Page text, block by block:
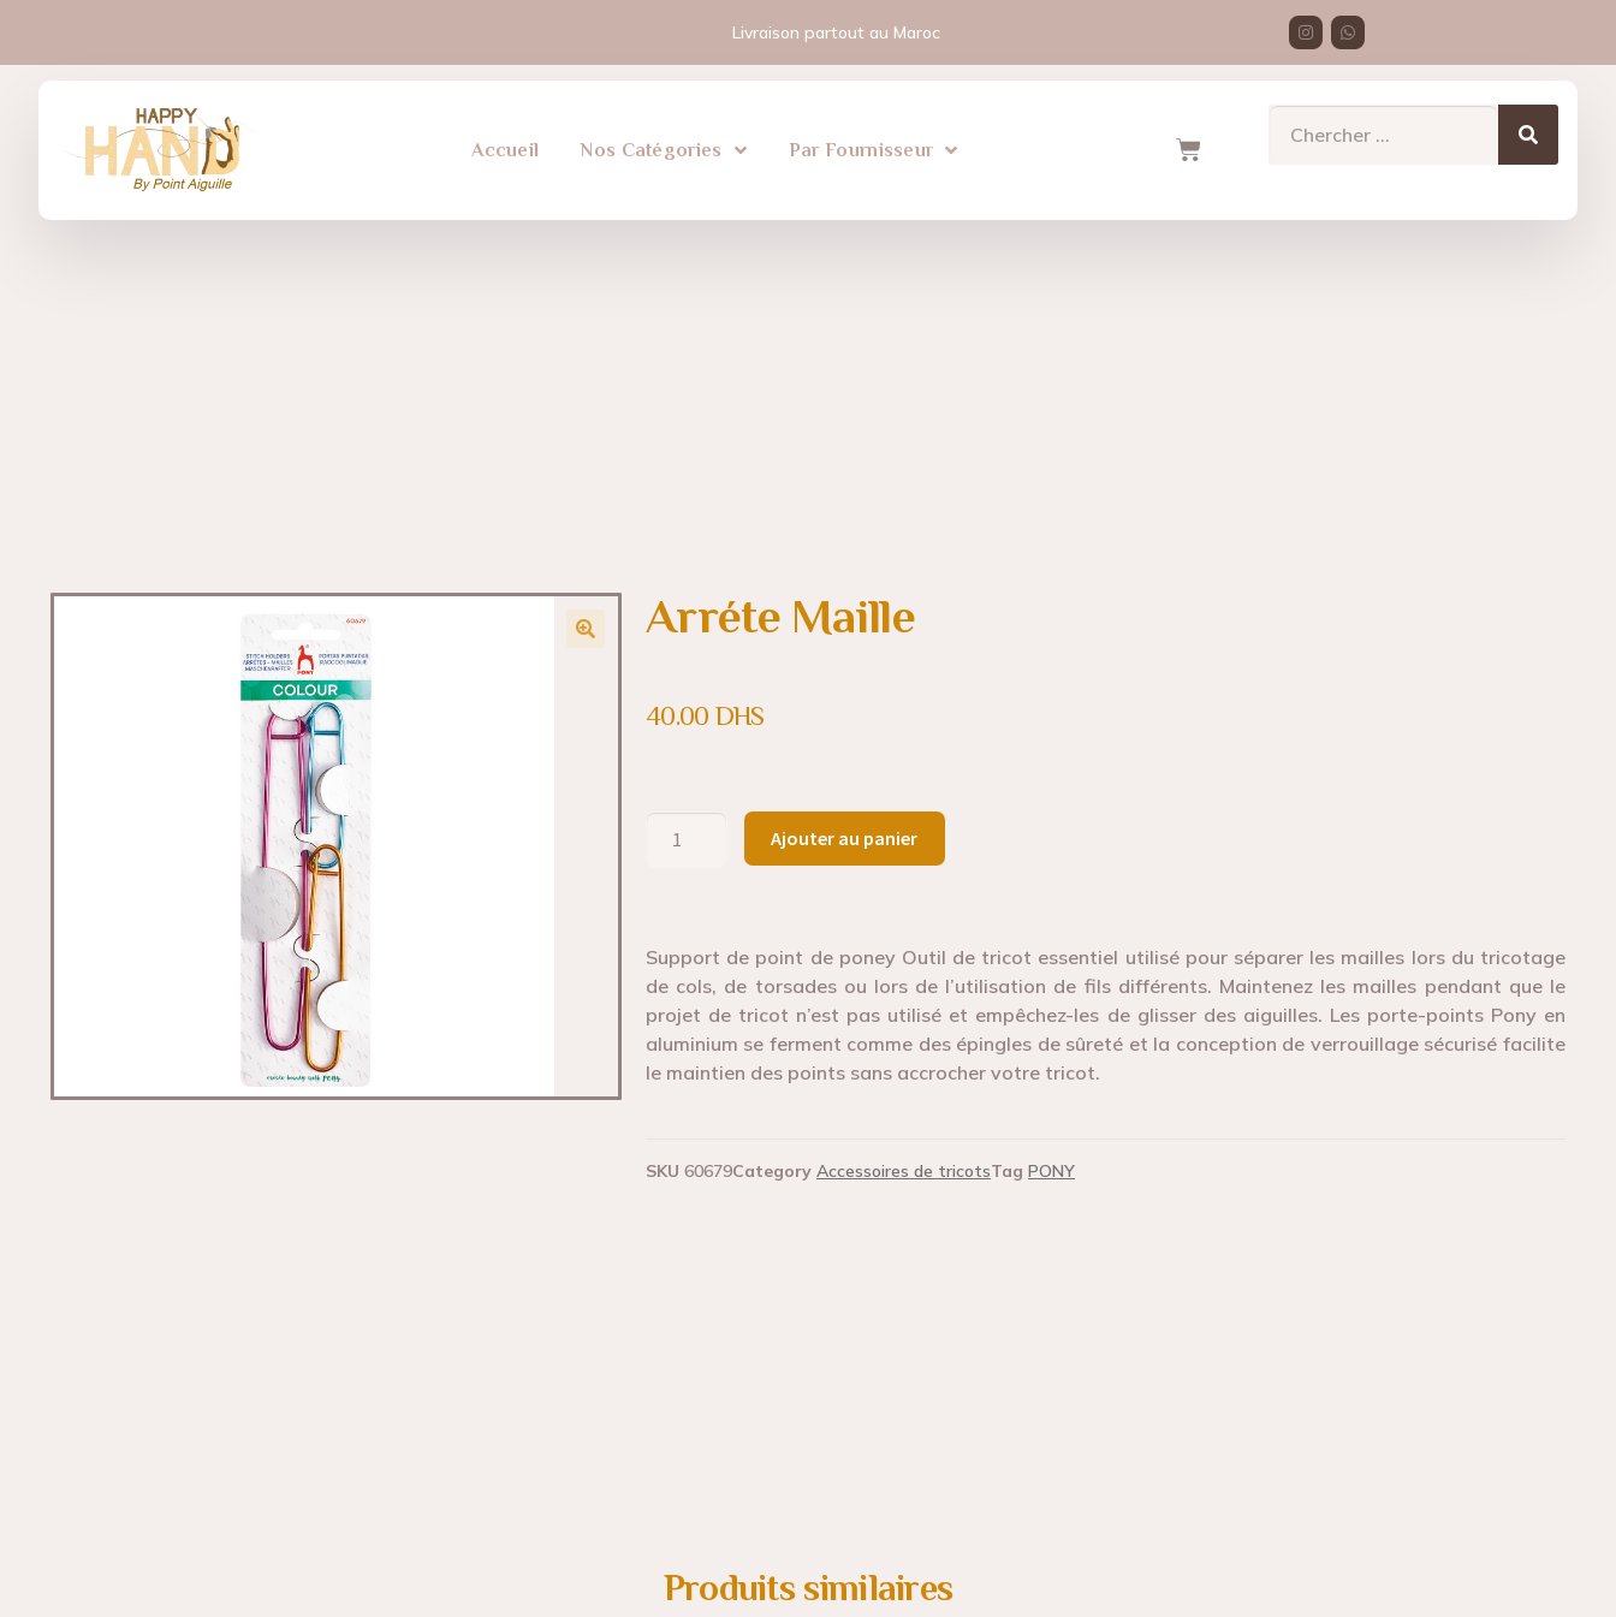
Livraison partout au Maroc
Accueil Nos Catégories Par Fournisseur
Arréte Maille
40.00 DHS
Ajouter au panier
Support de point de poney Outil de tricot essentiel utilisé pour séparer les mailles lors du tricotage
de cols, de torsades ou lors de l’utilisation de fils différents. Maintenez les mailles pendant que le
projet de tricot n’est pas utilisé et empêchez-les de glisser des aiguilles. Les porte-points Pony en
aluminium se ferment comme des épingles de sûreté et la conception de verrouillage sécurisé facilite
le maintien des points sans accrocher votre tricot.
SKU 60679Category Accessoires de tricotsTag PONY
Produits similaires